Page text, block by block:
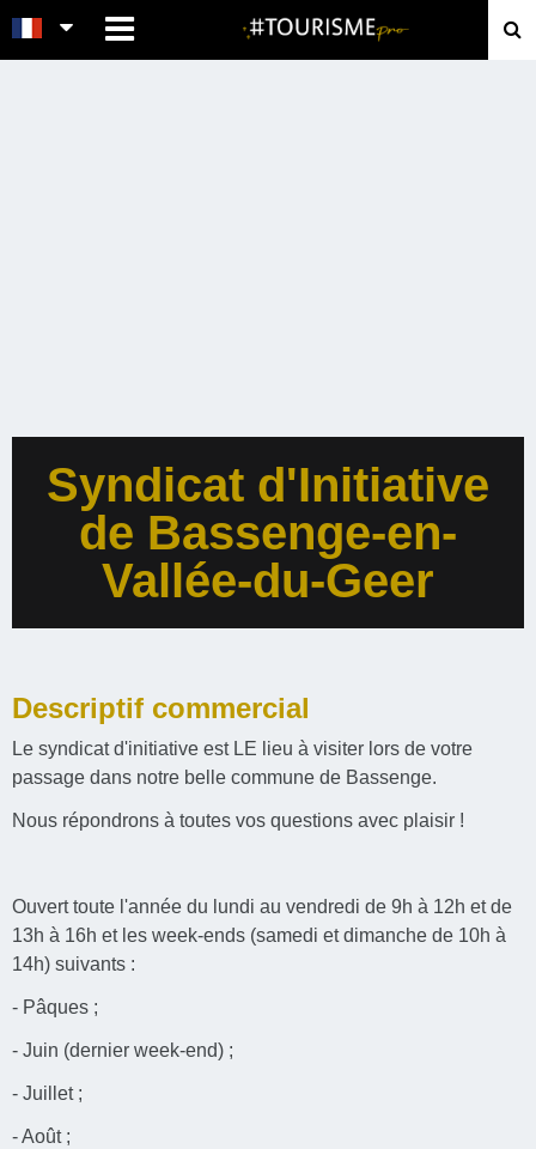
Syndicat d'Initiative
de Bassenge-en-
Vallée-du-Geer
Descriptif commercial
Le syndicat d'initiative est LE lieu à visiter lors de votre
passage dans notre belle commune de Bassenge.
Nous répondrons à toutes vos questions avec plaisir !
Ouvert toute l'année du lundi au vendredi de 9h à 12h et de
13h à 16h et les week-ends (samedi et dimanche de 10h à
14h) suivants :
- Pâques ;
- Juin (dernier week-end) ;
- Juillet ;
- Août ;